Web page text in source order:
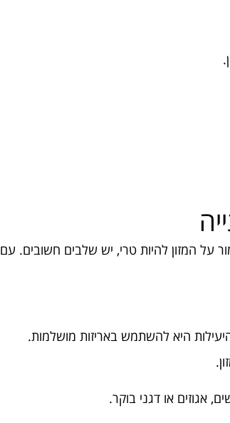
על המזון להיות טרי, יש שלבים חשובים. עם
היא להשתמש באריזות מושלמות.
אגוזים או דגני בוקר.